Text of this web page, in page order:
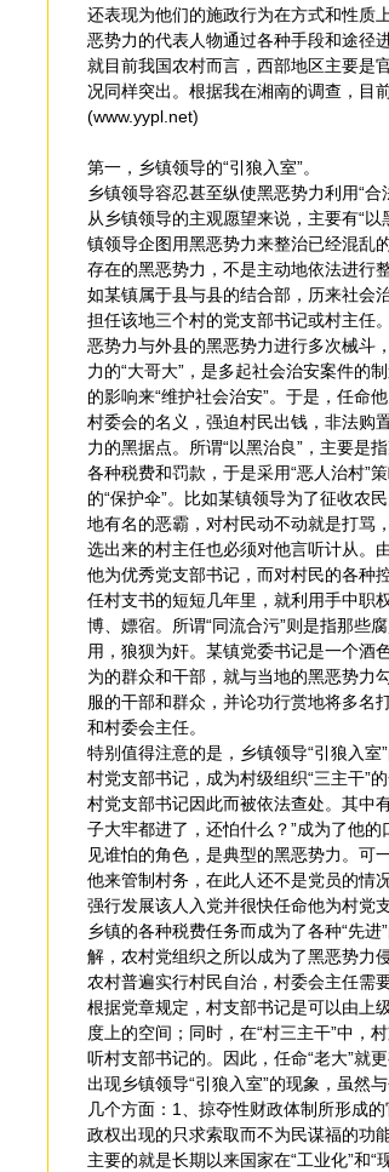
还表现为他们的施政行为在方式和性质
恶势力的代表人物通过各种手段和途径
就目前我国农村而言，西部地区主要是
况同样突出。根据我在湘南的调查，目
(www.yypl.net)
第一，乡镇领导的“引狼入室”。
乡镇领导容忍甚至纵使黑恶势力利用“
从乡镇领导的主观愿望来说，主要有“以
镇领导企图用黑恶势力来整治已经混乱
存在的黑恶势力，不是主动地依法进行
如某镇属于县与县的结合部，历来社会
担任该地三个村的党支部书记或村主任
恶势力与外县的黑恶势力进行多次械斗
力的“大哥大”，是多起社会治安案件的
的影响来“维护社会治安”。于是，任命
村委会的名义，强迫村民出钱，非法购
力的黑据点。所谓“以黑治良”，主要是
各种税费和罚款，于是采用“恶人治村”
的“保护伞”。比如某镇领导为了征收农
地有名的恶霸，对村民动不动就是打骂
选出来的村主任也必须对他言听计从。
他为优秀党支部书记，而对村民的各种
任村支书的短短几年里，就利用手中职
博、嫖宿。所谓“同流合污”则是指那些
用，狼狈为奸。某镇党委书记是一个酒
为的群众和干部，就与当地的黑恶势力
服的干部和群众，并论功行赏地将多名
和村委会主任。
特别值得注意的是，乡镇领导“引狼入
村党支部书记，成为村级组织“三主干”
村党支部书记因此而被依法查处。其中
子大牢都进了，还怕什么？”成为了他
见谁怕的角色，是典型的黑恶势力。可
他来管制村务，在此人还不是党员的情
强行发展该人入党并很快任命他为村党
乡镇的各种税费任务而成为了各种“先
解，农村党组织之所以成为了黑恶势力
农村普遍实行村民自治，村委会主任需
根据党章规定，村支部书记是可以由上
度上的空间；同时，在“村三主干”中，
听村支部书记的。因此，任命“老大”就
出现乡镇领导“引狼入室”的现象，虽然
几个方面：1、掠夺性财政体制所形成
政权出现的只求索取而不为民谋福的功
主要的就是长期以来国家在“工业化”和